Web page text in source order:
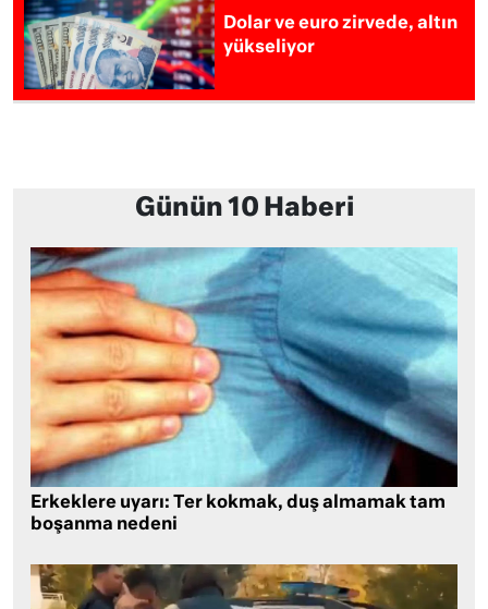
Dolar ve euro zirvede, altın
yükseliyor
Günün 10 Haberi
Erkeklere uyarı: Ter kokmak, duş almamak tam
boşanma nedeni